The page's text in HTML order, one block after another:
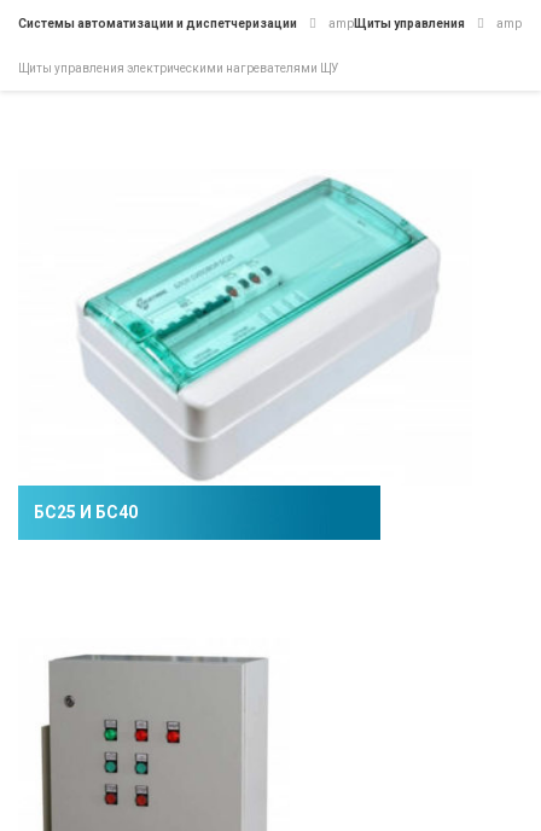
Системы автоматизации и диспетчеризации ampЩиты управления amp
Щиты управления электрическими нагревателями ЩУ
БС25 И БС40